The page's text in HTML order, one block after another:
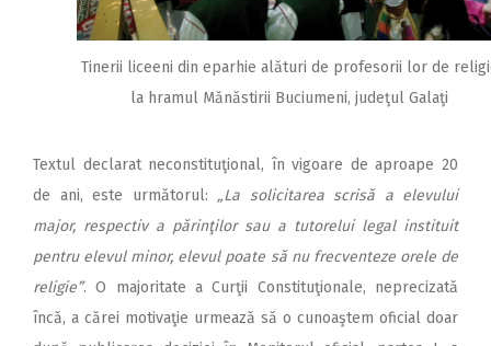
Tinerii liceeni din eparhie alături de profesorii lor de
la hramul Mănăstirii Buciumeni, judeţul Galaţi
Textul declarat neconstituţional, în vigoare de aproape 20
de ani, este următorul: „La solicitarea scrisă a elevului
major, respectiv a părinţilor sau a tutorelui legal instituit
pentru elevul minor, elevul poate să nu frecventeze orele de
religie”. O majoritate a Curţii Constituţionale, neprecizată
încă, a cărei motivaţie urmează să o cunoaştem oficial doar